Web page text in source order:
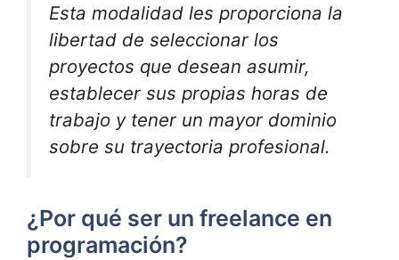
Esta modalidad les proporciona la
libertad de seleccionar los
proyectos que desean asumir,
establecer sus propias horas de
trabajo y tener un mayor dominio
sobre su trayectoria profesional.
¿Por qué ser un freelance en
programación?